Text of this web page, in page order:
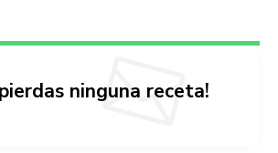
ninguna receta!